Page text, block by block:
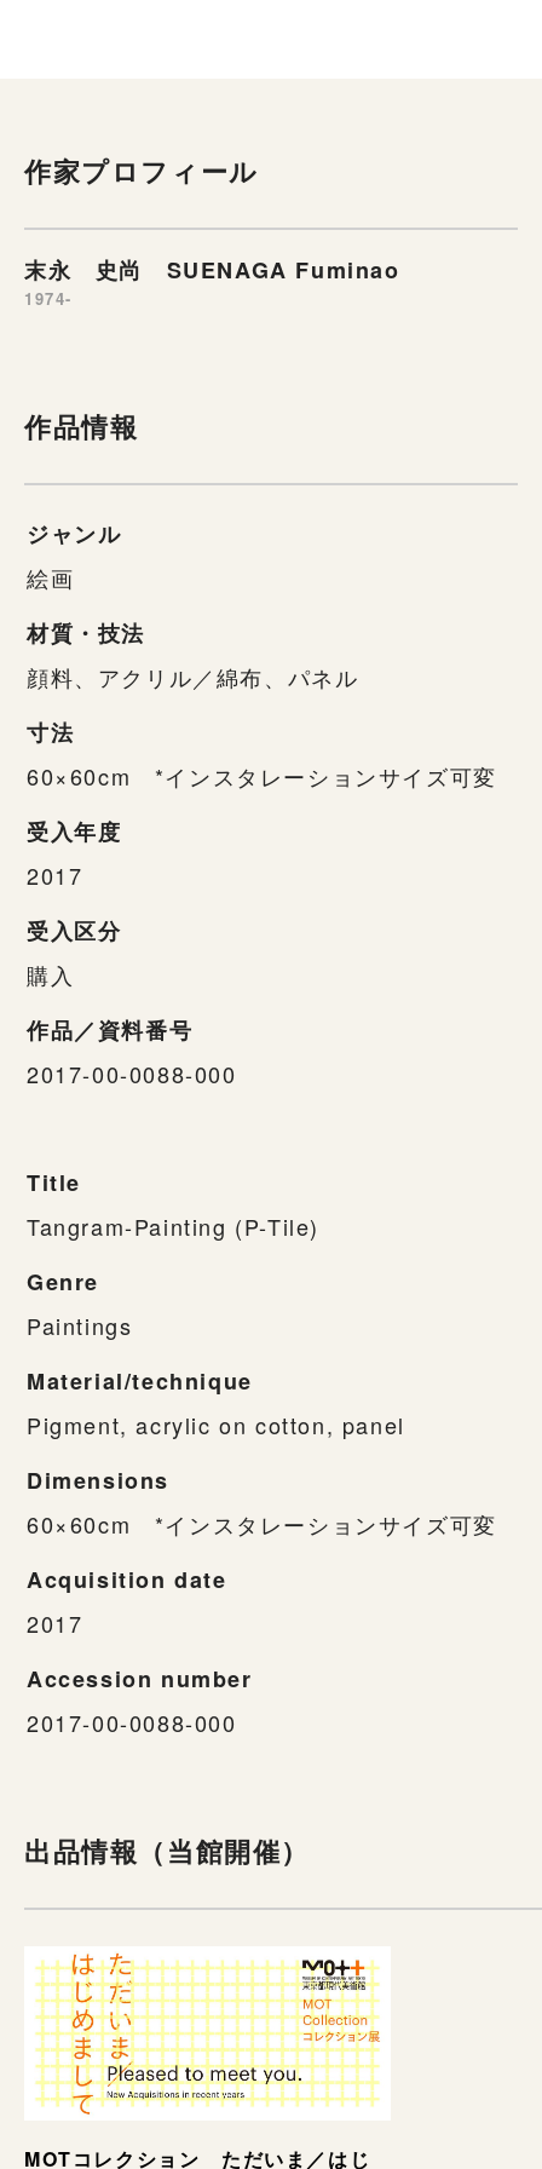
作家プロフィール
末永 史尚 SUENAGA Fuminao
1974-
作品情報
ジャンル
絵画
材質・技法
顔料、アクリル／綿布、パネル
寸法
60×60cm *インスタレーションサイズ可変
受入年度
2017
受入区分
購入
作品／資料番号
2017-00-0088-000
Title
Tangram-Painting (P-Tile)
Genre
Paintings
Material/technique
Pigment, acrylic on cotton, panel
Dimensions
60×60cm *インスタレーションサイズ可変
Acquisition date
2017
Accession number
2017-00-0088-000
出品情報（当館開催）
MOTコレクション ただいま／はじ